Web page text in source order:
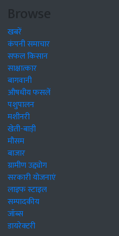
Browse
खबरें
कंपनी समाचार
सफल किसान
साक्षात्कार
बागवानी
औषधीय फसलें
पशुपालन
मशीनरी
खेती-बाड़ी
मौसम
बाजार
ग्रामीण उद्द्योग
सरकारी योजनाएं
लाइफ स्टाइल
सम्पादकीय
जॉब्स
डायरेक्टरी